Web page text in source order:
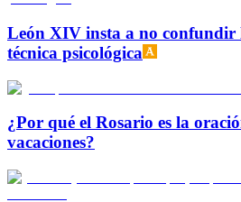
León XIV insta a no confundir
técnica psicológica
¿Por qué el Rosario es la
vacaciones?